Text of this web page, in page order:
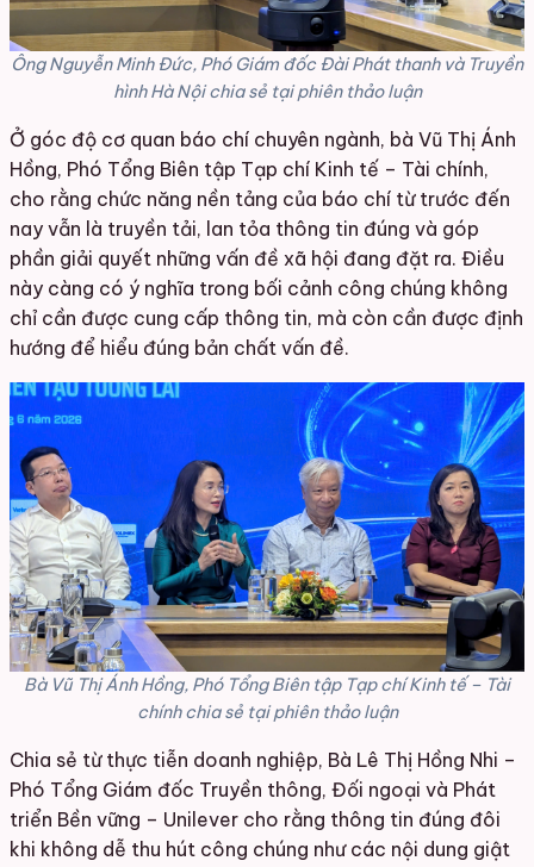
Ông Nguyễn Minh Đức, Phó Giám đốc Đài Phát thanh và Truyền
hình Hà Nội chia sẻ tại phiên thảo luận
Ở góc độ cơ quan báo chí chuyên ngành, bà Vũ Thị Ánh
Hồng, Phó Tổng Biên tập Tạp chí Kinh tế – Tài chính,
cho rằng chức năng nền tảng của báo chí từ trước đến
nay vẫn là truyền tải, lan tỏa thông tin đúng và góp
phần giải quyết những vấn đề xã hội đang đặt ra. Điều
này càng có ý nghĩa trong bối cảnh công chúng không
chỉ cần được cung cấp thông tin, mà còn cần được định
hướng để hiểu đúng bản chất vấn đề.
Bà Vũ Thị Ánh Hồng, Phó Tổng Biên tập Tạp chí Kinh tế – Tài
chính chia sẻ tại phiên thảo luận
Chia sẻ từ thực tiễn doanh nghiệp, Bà Lê Thị Hồng Nhi –
Phó Tổng Giám đốc Truyền thông, Đối ngoại và Phát
triển Bền vững – Unilever cho rằng thông tin đúng đôi
khi không dễ thu hút công chúng như các nội dung giật